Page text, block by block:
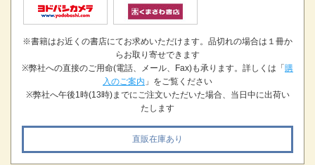
※書籍はお近くの書店にてお求めいただけます。品切れの場合は１冊か
らお取り寄せできます
※弊社への直接のご用命(電話、メール、Fax)も承ります。詳しくは「 購
入のご案内 」をご覧ください
※弊社へ午後1時(13時)までにご注文いただいた場合、当日中に出荷い
たします
直販在庫あり